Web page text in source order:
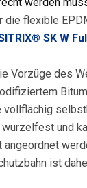
die flexible
SK W
Vorzüge des
vollflächig
und
angeordnet
ist